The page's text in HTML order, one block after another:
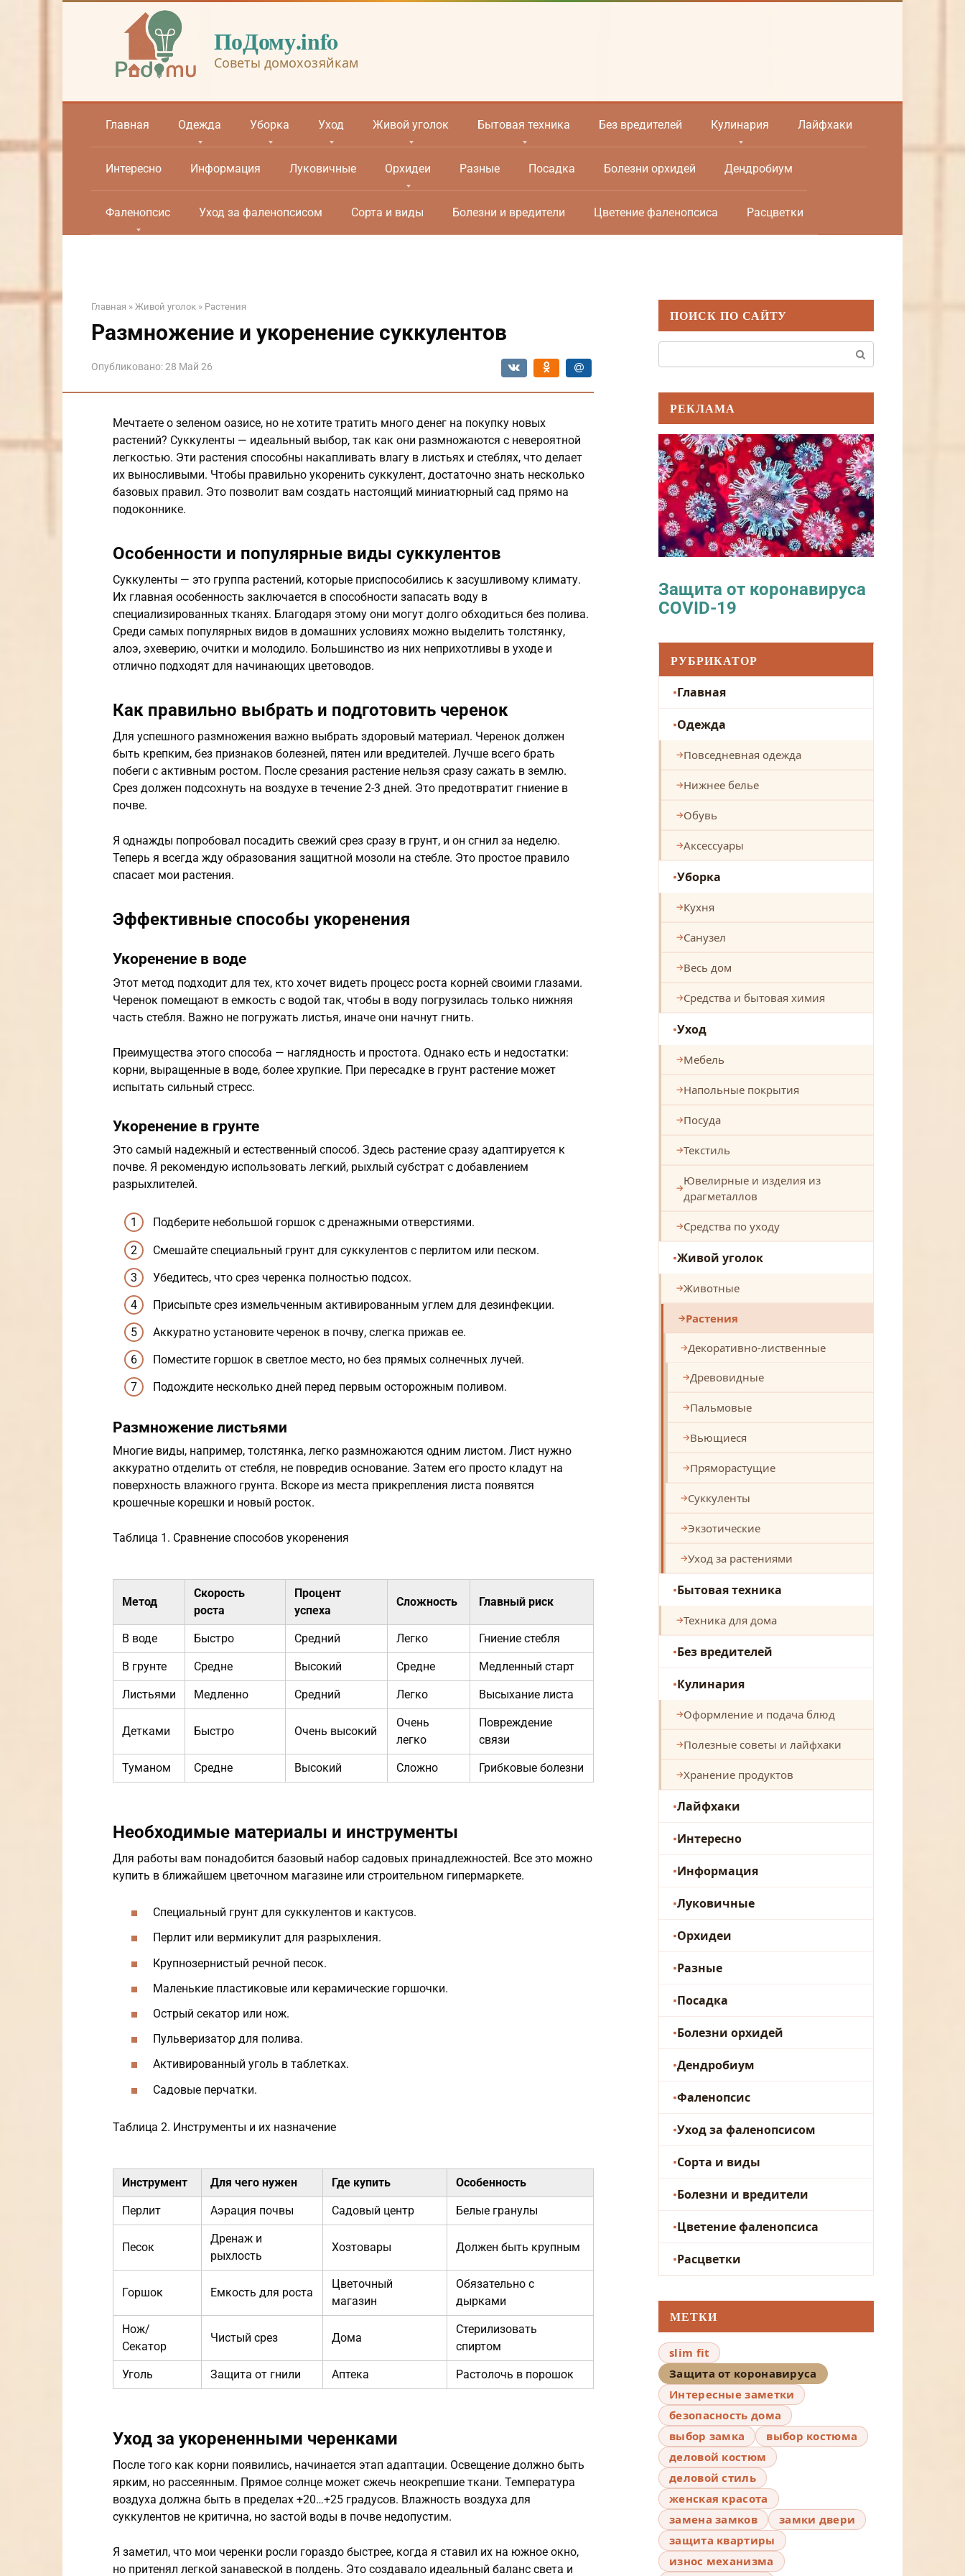
ПоДому.info
Советы домохозяйкам
Главная Одежда Уборка Уход Живой уголок Бытовая техника Без вредителей Кулинария Лайфхаки
Интересно Информация Луковичные Орхидеи Разные Посадка Болезни орхидей Дендробиум
Фаленопсис Уход за фаленопсисом Сорта и виды Болезни и вредители Цветение фаленопсиса Расцветки
Главная » Живой уголок » Растения
Размножение и укоренение суккулентов
Опубликовано:28 Май 26
Мечтаете о зеленом оазисе, но не хотите тратить много денег на покупку новых
растений? Суккуленты — идеальный выбор, так как они размножаются с невероятной
легкостью. Эти растения способны накапливать влагу в листьях и стеблях, что делает
их выносливыми. Чтобы правильно укоренить суккулент, достаточно знать несколько
базовых правил. Это позволит вам создать настоящий миниатюрный сад прямо на
подоконнике.
Особенности и популярные виды суккулентов
Суккуленты — это группа растений, которые приспособились к засушливому климату.
Их главная особенность заключается в способности запасать воду в
специализированных тканях. Благодаря этому они могут долго обходиться без полива.
Среди самых популярных видов в домашних условиях можно выделить толстянку,
алоэ, эхеверию, очитки и молодило. Большинство из них неприхотливы в уходе и
отлично подходят для начинающих цветоводов.
Как правильно выбрать и подготовить черенок
Для успешного размножения важно выбрать здоровый материал. Черенок должен
быть крепким, без признаков болезней, пятен или вредителей. Лучше всего брать
побеги с активным ростом. После срезания растение нельзя сразу сажать в землю.
Срез должен подсохнуть на воздухе в течение 2-3 дней. Это предотвратит гниение в
почве.
Я однажды попробовал посадить свежий срез сразу в грунт, и он сгнил за неделю.
Теперь я всегда жду образования защитной мозоли на стебле. Это простое правило
спасает мои растения.
Эффективные способы укоренения
Укоренение в воде
Этот метод подходит для тех, кто хочет видеть процесс роста корней своими глазами.
Черенок помещают в емкость с водой так, чтобы в воду погрузилась только нижняя
часть стебля. Важно не погружать листья, иначе они начнут гнить.
Преимущества этого способа — наглядность и простота. Однако есть и недостатки:
корни, выращенные в воде, более хрупкие. При пересадке в грунт растение может
испытать сильный стресс.
Укоренение в грунте
Это самый надежный и естественный способ. Здесь растение сразу адаптируется к
почве. Я рекомендую использовать легкий, рыхлый субстрат с добавлением
разрыхлителей.
Подберите небольшой горшок с дренажными отверстиями.
Смешайте специальный грунт для суккулентов с перлитом или песком.
Убедитесь, что срез черенка полностью подсох.
Присыпьте срез измельченным активированным углем для дезинфекции.
Аккуратно установите черенок в почву, слегка прижав ее.
Поместите горшок в светлое место, но без прямых солнечных лучей.
Подождите несколько дней перед первым осторожным поливом.
Размножение листьями
Многие виды, например, толстянка, легко размножаются одним листом. Лист нужно
аккуратно отделить от стебля, не повредив основание. Затем его просто кладут на
поверхность влажного грунта. Вскоре из места прикрепления листа появятся
крошечные корешки и новый росток.
Таблица 1. Сравнение способов укоренения
Метод
Скорость
роста
Процент
успеха
Сложность Главный риск
В воде Быстро Средний Легко Гниение стебля
В грунте Средне Высокий Средне Медленный старт
Листьями Медленно Средний Легко Высыхание листа
Детками Быстро Очень высокий
Очень
легко
Повреждение
связи
Туманом Средне Высокий Сложно Грибковые болезни
Необходимые материалы и инструменты
Для работы вам понадобится базовый набор садовых принадлежностей. Все это можно
купить в ближайшем цветочном магазине или строительном гипермаркете.
Специальный грунт для суккулентов и кактусов.
Перлит или вермикулит для разрыхления.
Крупнозернистый речной песок.
Маленькие пластиковые или керамические горшочки.
Острый секатор или нож.
Пульверизатор для полива.
Активированный уголь в таблетках.
Садовые перчатки.
Таблица 2. Инструменты и их назначение
Инструмент Для чего нужен Где купить Особенность
Перлит Аэрация почвы Садовый центр Белые гранулы
Песок
Дренаж и
рыхлость
Хозтовары Должен быть крупным
Горшок Емкость для роста
Цветочный
магазин
Обязательно с
дырками
Нож/
Секатор
Чистый срез Дома
Стерилизовать
спиртом
Уголь Защита от гнили Аптека Растолочь в порошок
Уход за укорененными черенками
После того как корни появились, начинается этап адаптации. Освещение должно быть
ярким, но рассеянным. Прямое солнце может сжечь неокрепшие ткани. Температура
воздуха должна быть в пределах +20…+25 градусов. Влажность воздуха для
суккулентов не критична, но застой воды в почве недопустим.
Я заметил, что мои черенки росли гораздо быстрее, когда я ставил их на южное окно,
но притенял легкой занавеской в полдень. Это создавало идеальный баланс света и
ПОИСК ПО САЙТУ
РЕКЛАМА
Защита от коронавируса
COVID-19
РУБРИКАТОР
Главная
Одежда
Повседневная одежда
Нижнее белье
Обувь
Аксессуары
Уборка
Кухня
Санузел
Весь дом
Средства и бытовая химия
Уход
Мебель
Напольные покрытия
Посуда
Текстиль
Ювелирные и изделия из
драгметаллов
Средства по уходу
Живой уголок
Животные
Растения
Декоративно-лиственные
Древовидные
Пальмовые
Вьющиеся
Пряморастущие
Суккуленты
Экзотические
Уход за растениями
Бытовая техника
Техника для дома
Без вредителей
Кулинария
Оформление и подача блюд
Полезные советы и лайфхаки
Хранение продуктов
Лайфхаки
Интересно
Информация
Луковичные
Орхидеи
Разные
Посадка
Болезни орхидей
Дендробиум
Фаленопсис
Уход за фаленопсисом
Сорта и виды
Болезни и вредители
Цветение фаленопсиса
Расцветки
МЕТКИ
slim fit
Защита от коронавируса
Интересные заметки
безопасность дома
выбор замка
выбор костюма
деловой костюм
деловой стиль
женская красота
замена замков
замки двери
защита квартиры
износ механизма